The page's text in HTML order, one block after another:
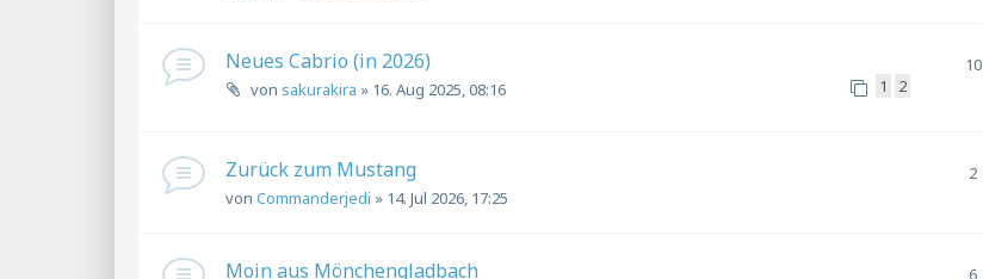
Neues Cabrio (in 2026)
von sakurakira » 16. Aug 2025, 08:16 1 2
10
Zurück zum Mustang
von Commanderjedi » 14. Jul 2026, 17:25
2
Moin aus Mönchengladbach 6